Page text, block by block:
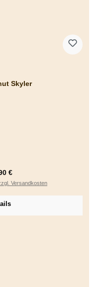
Skyler
Preis:
€
Versandkosten